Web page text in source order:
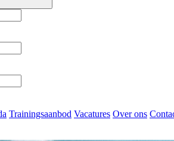
Trainingsaanbod Vacatures Over ons